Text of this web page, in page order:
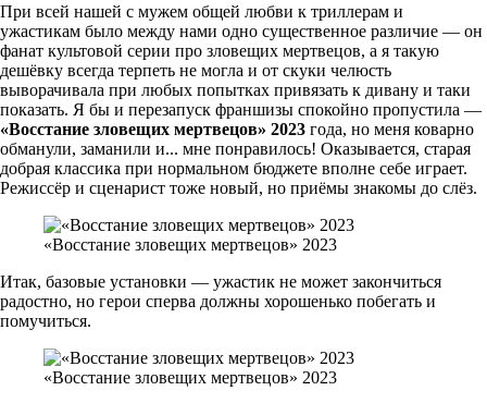
При всей нашей с мужем общей любви к триллерам и
ужастикам было между нами одно существенное различие — он
фанат культовой серии про зловещих мертвецов, а я такую
дешёвку всегда терпеть не могла и от скуки челюсть
выворачивала при любых попытках привязать к дивану и таки
показать. Я бы и перезапуск франшизы спокойно пропустила —
«Восстание зловещих мертвецов» 2023 года, но меня коварно
обманули, заманили и... мне понравилось! Оказывается, старая
добрая классика при нормальном бюджете вполне себе играет.
Режиссёр и сценарист тоже новый, но приёмы знакомы до слёз.
«Восстание зловещих мертвецов» 2023
Итак, базовые установки — ужастик не может закончиться
радостно, но герои сперва должны хорошенько побегать и
помучиться.
«Восстание зловещих мертвецов» 2023